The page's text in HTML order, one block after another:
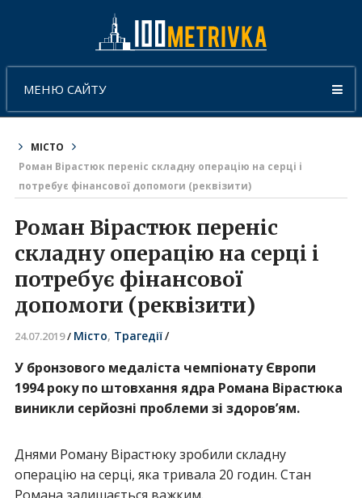
МЕНЮ САЙТУ
МІСТО
Роман Вірастюк переніс складну операцію на серці і
потребує фінансової допомоги (реквізити)
Роман Вірастюк переніс
складну операцію на серці і
потребує фінансової
допомоги (реквізити)
24.07.2019/ Місто, Трагедії/
У бронзового медаліста чемпіонату Європи
1994 року по штовхання ядра Романа Вірастюка
виникли серйозні проблеми зі здоров’ям.
Днями Роману Вірастюку зробили складну
операцію на серці, яка тривала 20 годин. Стан